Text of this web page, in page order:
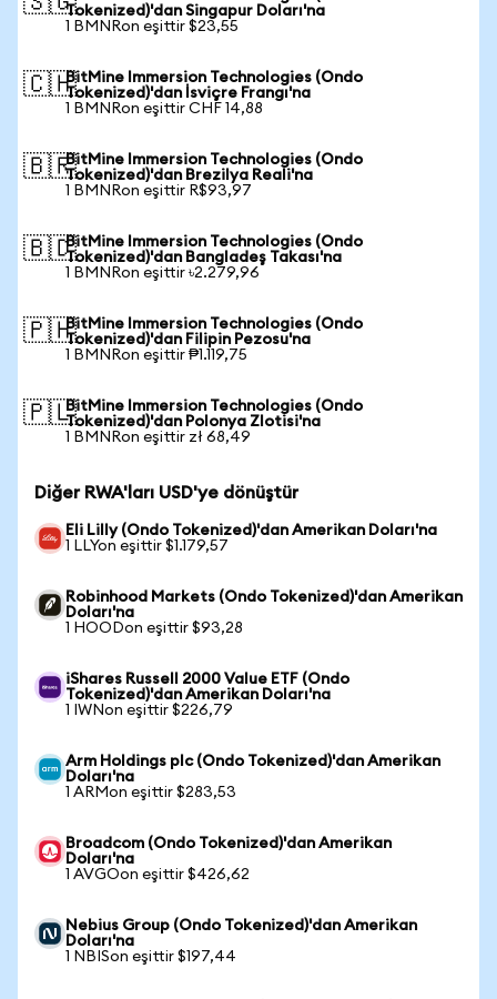
Tokenized)'dan Singapur Doları'na
1 BMNRon eşittir $23,55
🇨🇭BitMine Immersion Technologies (Ondo
Tokenized)'dan İsviçre Frangı'na
1 BMNRon eşittir CHF 14,88
🇧🇷BitMine Immersion Technologies (Ondo
Tokenized)'dan Brezilya Reali'na
1 BMNRon eşittir R$93,97
🇧🇩BitMine Immersion Technologies (Ondo
Tokenized)'dan Bangladeş Takası'na
1 BMNRon eşittir ৳2.279,96
🇵🇭BitMine Immersion Technologies (Ondo
Tokenized)'dan Filipin Pezosu'na
1 BMNRon eşittir ₱1.119,75
🇵🇱BitMine Immersion Technologies (Ondo
Tokenized)'dan Polonya Zlotisi'na
1 BMNRon eşittir zł 68,49
Diğer RWA'ları USD'ye dönüştür
Eli Lilly (Ondo Tokenized)'dan Amerikan Doları'na
1 LLYon eşittir $1.179,57
Robinhood Markets (Ondo Tokenized)'dan Amerikan
Doları'na
1 HOODon eşittir $93,28
iShares Russell 2000 Value ETF (Ondo
Tokenized)'dan Amerikan Doları'na
1 IWNon eşittir $226,79
Arm Holdings plc (Ondo Tokenized)'dan Amerikan
Doları'na
1 ARMon eşittir $283,53
Broadcom (Ondo Tokenized)'dan Amerikan
Doları'na
1 AVGOon eşittir $426,62
Nebius Group (Ondo Tokenized)'dan Amerikan
Doları'na
1 NBISon eşittir $197,44